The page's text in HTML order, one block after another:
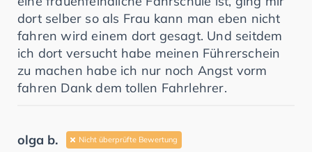
dort selber so als Frau kann man eben nicht
fahren wird einem dort gesagt. Und seitdem
ich dort versucht habe meinen Führerschein
zu machen habe ich nur noch Angst vorm
fahren Dank dem tollen Fahrlehrer.
olga b. Nicht überprüfte Bewertung